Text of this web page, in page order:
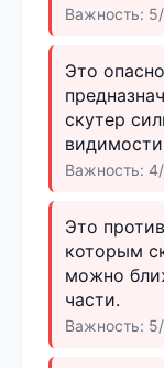
Важность:
Это
скутер
Важность:
Это
которым
можно
части.
Важность: